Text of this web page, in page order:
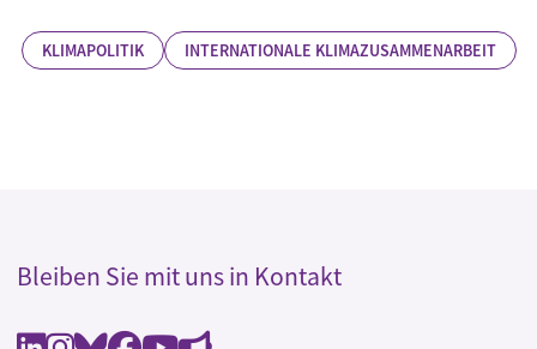
KLIMAPOLITIK INTERNATIONALE KLIMAZUSAMMENARBEIT
Bleiben Sie mit uns in Kontakt